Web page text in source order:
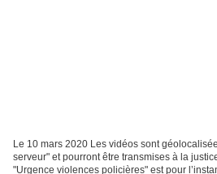
Le 10 mars 2020 Les vidéos sont
serveur" et pourront être transmises à la
"Urgence violences policières" est pour